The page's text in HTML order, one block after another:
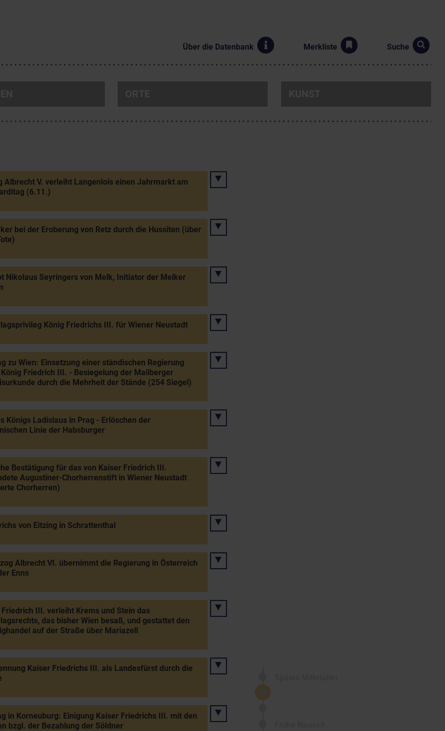
Über die Datenbank Merkliste Suche
Albrecht V. verleiht Langenlois einen Jahrmarkt am
(6.11.)
bei der Eroberung von Retz durch die Hussiten (über
Nikolaus Seyringers von Melk, Initiator der Melker
König Friedrichs III. für Wiener Neustadt
zu Wien: Einsetzung einer ständischen Regierung
Friedrich III. - Besiegelung der Mailberger
durch die Mehrheit der Stände (254 Siegel)
Königs Ladislaus in Prag - Erlöschen der
Linie der Habsburger
Bestätigung für das von Kaiser Friedrich III.
Augustiner-Chorherrenstift in Wiener Neustadt
Chorherren)
von Eitzing in Schrattenthal
Albrecht VI. übernimmt die Regierung in Österreich
Enns
Friedrich III. verleiht Krems und Stein das
das bisher Wien besaß, und gestattet den
auf der Straße über Mariazell
Kaiser Friedrichs III. als Landesfürst durch die
in Korneuburg: Einigung Kaiser Friedrichs III. mit den
bzgl. der Bezahlung der Söldner